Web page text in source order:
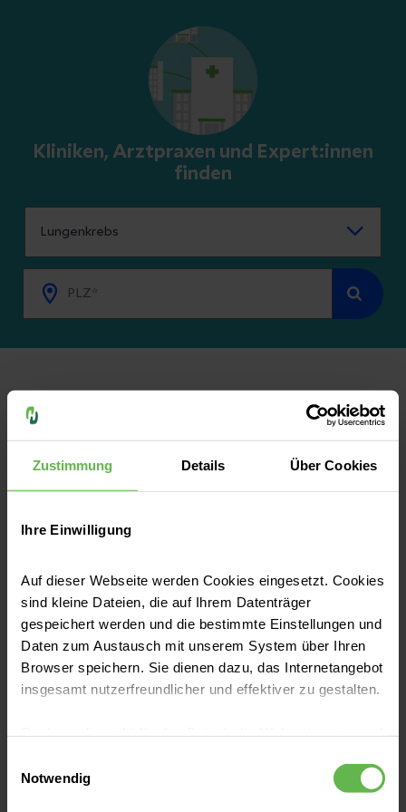
Zustimmung Details Über Cookies
Ihre Einwilligung
Auf dieser Webseite werden Cookies eingesetzt. Cookies
sind kleine Dateien, die auf Ihrem Datenträger
gespeichert werden und die bestimmte Einstellungen und
Daten zum Austausch mit unserem System über Ihren
Browser speichern. Sie dienen dazu, das Internetangebot
insgesamt nutzerfreundlicher und effektiver zu gestalten.
eingesetzt werden.
Notwendig
Kliniken, Arztpraxen und Expert:innen
finden
Bronchoskopie mit Roboter-
Assistenz
Alle Vorteile und Abläufe im Video
Übersicht: Unsere Zentren auf